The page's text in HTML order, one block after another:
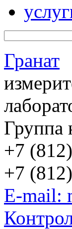
Гранат
Группа
+7
+7
E-mail: